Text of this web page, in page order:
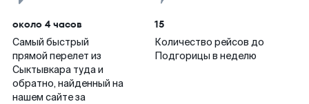
около 4 часов
Самый быстрый
прямой перелет из
Сыктывкара туда и
обратно, найденный на
нашем сайте за
15
Количество рейсов до
Подгорицы в неделю